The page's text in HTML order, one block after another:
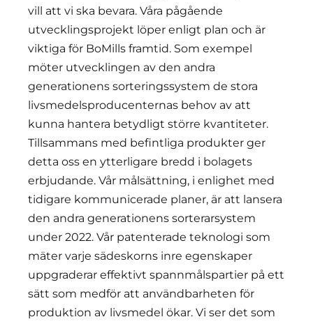
vill att vi ska bevara. Våra pågående
utvecklingsprojekt löper enligt plan och är
viktiga för BoMills framtid. Som exempel
möter utvecklingen av den andra
generationens sorteringssystem de stora
livsmedelsproducenternas behov av att
kunna hantera betydligt större kvantiteter.
Tillsammans med befintliga produkter ger
detta oss en ytterligare bredd i bolagets
erbjudande. Vår målsättning, i enlighet med
tidigare kommunicerade planer, är att lansera
den andra generationens sorterarsystem
under 2022. Vår patenterade teknologi som
mäter varje sädeskorns inre egenskaper
uppgraderar effektivt spannmålspartier på ett
sätt som medför att användbarheten för
produktion av livsmedel ökar. Vi ser det som